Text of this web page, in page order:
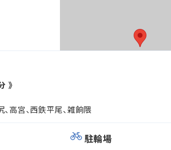
》
、高宮、西鉄平尾、雑餉隈
駐輪場